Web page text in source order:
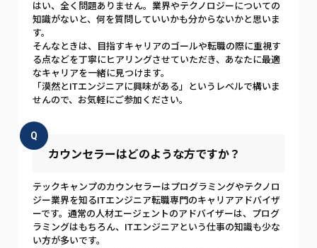
はい、全く問題ありません。業界やテクノロジーについての
知識がないと、何を質問していいかも分からないかと思いま
す。
そんなときは、目指すキャリアのゴールや転職の際に重視す
る点などを丁寧にヒアリングさせていただき、あなたに最適
なキャリアを一緒に見つけます。
「漠然とITエンジニアに興味がある」というレベルで構いま
せんので、お気軽にご参加ください。
Q
カウンセラーはどのような方ですか？
テックキャンプのカウンセラーはプログラミングやテクノロ
ジー業界を知るITエンジニア転職専門のキャリアアドバイザ
ーです。通常の人材エージェントのアドバイザーは、プログ
ラミングはもちろん、ITエンジニアという仕事の知識も少な
い方が多いです。